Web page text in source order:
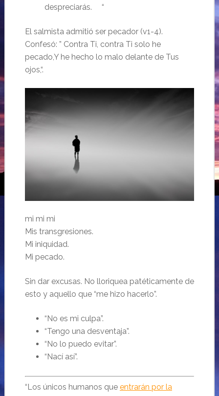
despreciarás. “
El salmista admitió ser pecador (v1-4).
Confesó: ” Contra Ti, contra Ti solo he
pecado,Y he hecho lo malo delante de Tus
ojos,“.
mi mi mi
Mis transgresiones.
Mi iniquidad.
Mi pecado.
Sin dar excusas. No lloriquea patéticamente de
esto y aquello que “me hizo hacerlo”.
“No es mi culpa”.
“Tengo una desventaja”.
“No lo puedo evitar”.
“Nací así”.
“Los únicos humanos que entrarán por la